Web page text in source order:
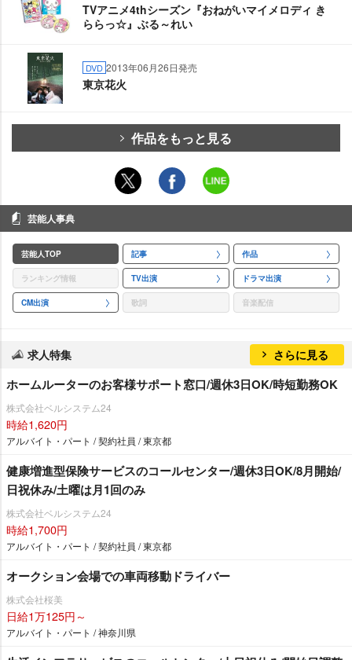
TVアニメ4thシーズン『おねがいマイメロディ き
ららっ☆』ぶる～れい
DVD 2013年06月26日発売
東京花火
作品をもっと見る
芸能人事典
芸能人TOP 記事 作品
ランキング情報 TV出演 ドラマ出演
CM出演 歌詞 音楽配信
求人特集 さらに見る
ホームルーターのお客様サポート窓口/週休3日OK/時短勤務OK
株式会社ベルシステム24
時給1,620円
アルバイト・パート / 契約社員 / 東京都
健康増進型保険サービスのコールセンター/週休3日OK/8月開始/
日祝休み/土曜は月1回のみ
株式会社ベルシステム24
時給1,700円
アルバイト・パート / 契約社員 / 東京都
オークション会場での車両移動ドライバー
株式会社桜美
日給1万125円～
アルバイト・パート / 神奈川県